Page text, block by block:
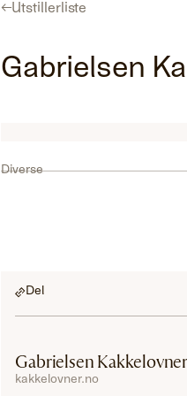
←Utstillerliste
Gabrielsen
Diverse
Del
Gabrielsen Kakkelovner
kakkelovner.no